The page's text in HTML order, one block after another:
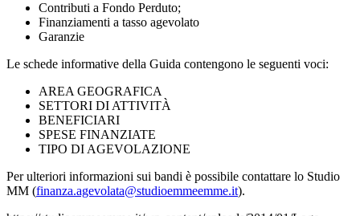
Contributi a Fondo Perduto;
Finanziamenti a tasso agevolato
Garanzie
Le schede informative della Guida contengono le seguenti voci:
AREA GEOGRAFICA
SETTORI DI ATTIVITÀ
BENEFICIARI
SPESE FINANZIATE
TIPO DI AGEVOLAZIONE
Per ulteriori informazioni sui bandi è possibile contattare lo Studio
MM (finanza.agevolata@studioemmeemme.it).